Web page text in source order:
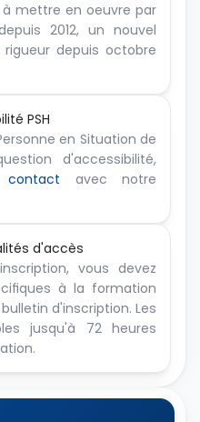
mettre en oeuvre par
2012, un nouvel
depuis octobre
PSH
en Situation de
d'accessibilité,
contact avec notre
d'accès
vous devez
à la formation
d'inscription. Les
jusqu'à 72 heures